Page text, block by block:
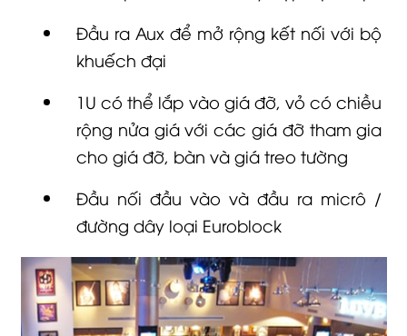
Đầu ra Aux để mở rộng kết nối với bộ
khuếch đại
1U có thể lắp vào giá đỡ, vỏ có chiều
rộng nửa giá với các giá đỡ tham gia
cho giá đỡ, bàn và giá treo tường
Đầu nối đầu vào và đầu ra micrô /
đường dây loại Euroblock